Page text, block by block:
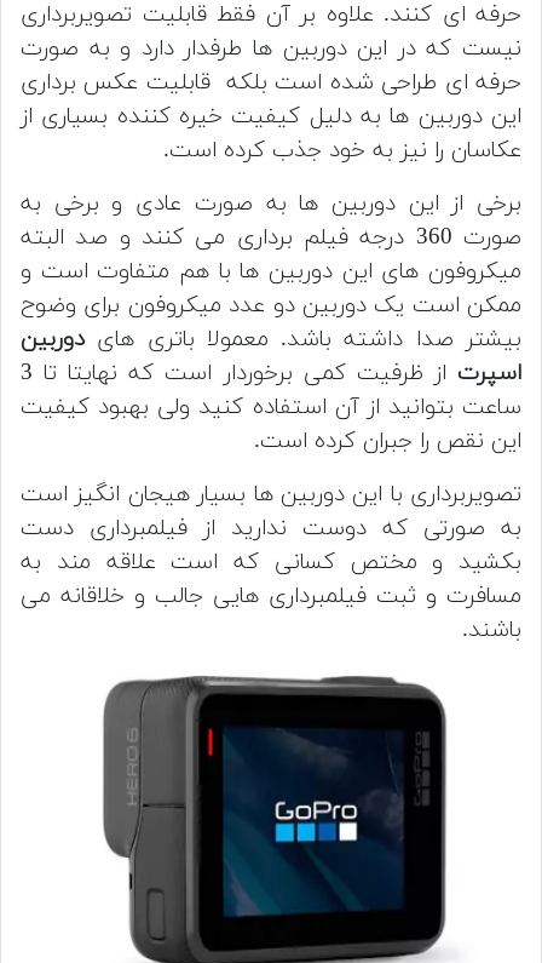
حرفه ای کنند. علاوه بر آن فقط قابلیت تصویربرداری
نیست که در این دوربین ها طرفدار دارد و به صورت
حرفه ای طراحی شده است بلکهقابلیت عکس برداری
این دوربین ها به دلیل کیفیت خیره کننده بسیاری از
عکاسان را نیز به خود جذب کرده است.
برخی از این دوربین ها به صورت عادی و برخی به
صورت 360 درجه فیلم برداری می کنند و صد البته
میکروفون های این دوربین ها با هم متفاوت است و
ممکن است یک دوربین دو عدد میکروفون برای وضوح
بیشتر صدا داشته باشد. معمولا باتری هایدوربین
اسپرت
از ظرفیت کمی برخوردار است که نهایتا تا 3
ساعت بتوانید از آن استفاده کنید ولی بهبود کیفیت
این نقص را جبران کرده است.
تصویربرداری با این دوربین ها بسیار هیجان انگیز است
به صورتی که دوست ندارید از فیلمبرداری دست
بکشید و مختص کسانی که است علاقه مند به
مسافرت و ثبت فیلمبرداری هایی جالب و خلاقانه می
باشند.